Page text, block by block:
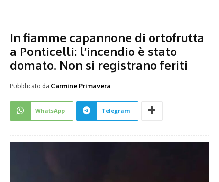
In fiamme capannone di ortofrutta
a Ponticelli: l’incendio è stato
domato. Non si registrano feriti
Pubblicato da Carmine Primavera
WhatsApp Telegram